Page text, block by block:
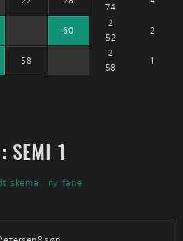
74
60
2
52
2
58
2
58
1
SEMI 1
skema i ny fane